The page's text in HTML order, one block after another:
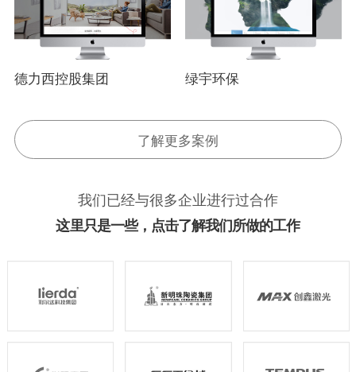
德力西控股集团 绿宇环保
了解更多案例
我们已经与很多企业进行过合作
这里只是一些，点击了解我们所做的工作